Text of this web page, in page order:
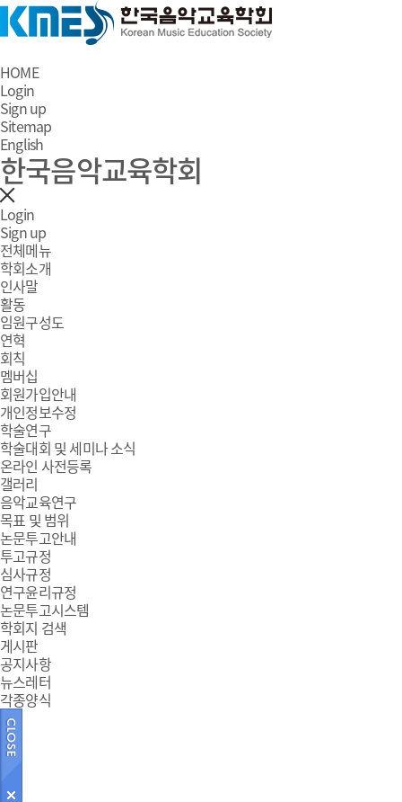
HOME
Login
Sign up
Sitemap
English
한국음악교육학회
Login
Sign up
전체메뉴
학회소개
인사말
활동
임원구성도
연혁
회칙
멤버십
회원가입안내
개인정보수정
학술연구
학술대회 및 세미나 소식
온라인 사전등록
갤러리
음악교육연구
목표 및 범위
논문투고안내
투고규정
심사규정
연구윤리규정
논문투고시스템
학회지 검색
게시판
공지사항
뉴스레터
각종양식